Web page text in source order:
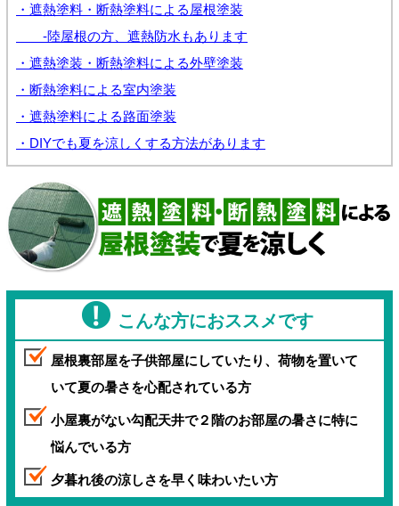
・遮熱塗料・断熱塗料による屋根塗装
-陸屋根の方、遮熱防水もあります
・遮熱塗装・断熱塗料による外壁塗装
・断熱塗料による室内塗装
・遮熱塗料による路面塗装
・DIYでも夏を涼しくする方法があります
こんな方におススメです
屋根裏部屋を子供部屋にしていたり、荷物を置いて
いて夏の暑さを心配されている方
小屋裏がない勾配天井で２階のお部屋の暑さに特に
悩んでいる方
夕暮れ後の涼しさを早く味わいたい方